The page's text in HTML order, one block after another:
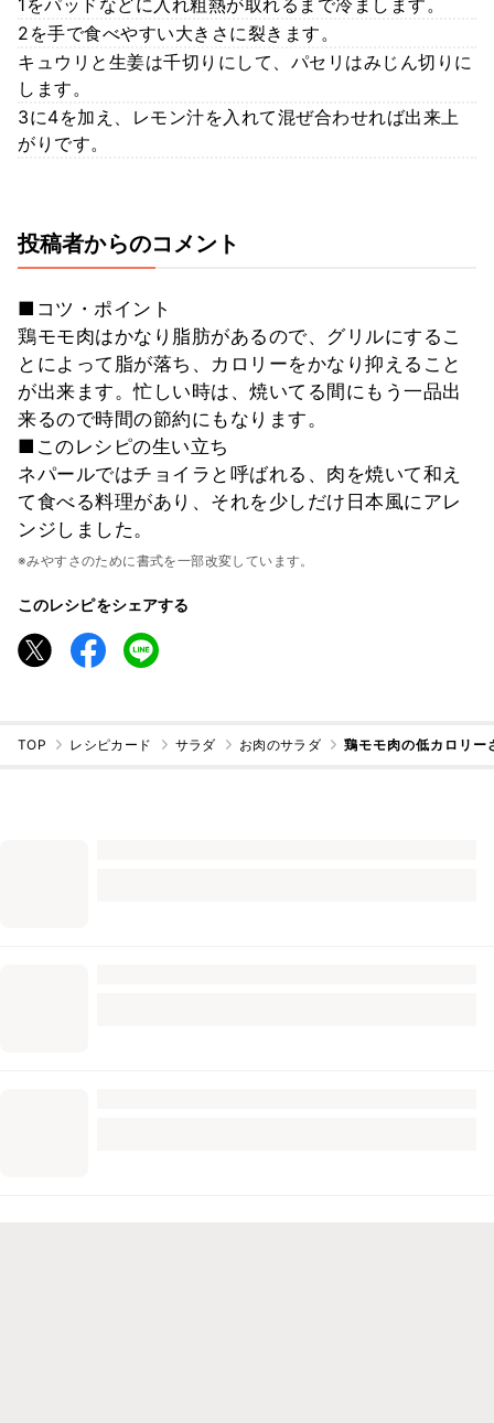
2を手で食べやすい大きさに裂きます。
キュウリと生姜は千切りにして、パセリはみじん切りに
します。
3に4を加え、レモン汁を入れて混ぜ合わせれば出来上
がりです。
投稿者からのコメント
■コツ・ポイント
鶏モモ肉はかなり脂肪があるので、グリルにするこ
とによって脂が落ち、カロリーをかなり抑えること
が出来ます。忙しい時は、焼いてる間にもう一品出
来るので時間の節約にもなります。
■このレシピの生い立ち
ネパールではチョイラと呼ばれる、肉を焼いて和え
て食べる料理があり、それを少しだけ日本風にアレ
ンジしました。
※みやすさのために書式を一部改変しています。
このレシピをシェアする
TOP レシピカード サラダ お肉のサラダ 鶏モモ肉の低カロリー